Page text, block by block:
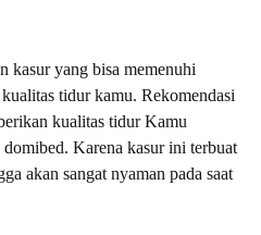
kasur yang bisa memenuhi
tidur kamu. Rekomendasi
kualitas tidur Kamu
Karena kasur ini terbuat
akan sangat nyaman pada saat